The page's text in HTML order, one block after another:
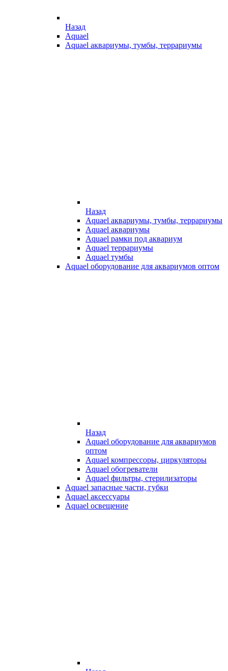
Назад
Aquael
Aquael аквариумы, тумбы, террариумы
Назад
Aquael аквариумы, тумбы, террариумы
Aquael аквариумы
Aquael рамки под аквариум
Aquael террариумы
Aquael тумбы
Aquael оборудование для аквариумов оптом
Назад
Aquael оборудование для аквариумов
оптом
Aquael компрессоры, циркуляторы
Aquael обогреватели
Aquael фильтры, стерилизаторы
Aquael запасные части, губки
Aquael аксессуары
Aquael освещение